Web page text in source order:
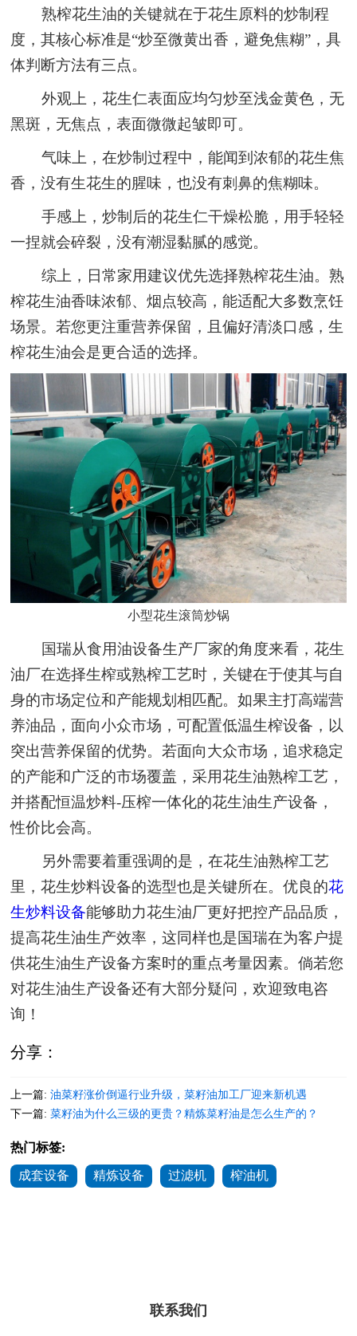
熟榨花生油的关键就在于花生原料的炒制程
度，其核心标准是“炒至微黄出香，避免焦糊”，具
体判断方法有三点。
外观上，花生仁表面应均匀炒至浅金黄色，无
黑斑，无焦点，表面微微起皱即可。
气味上，在炒制过程中，能闻到浓郁的花生焦
香，没有生花生的腥味，也没有刺鼻的焦糊味。
手感上，炒制后的花生仁干燥松脆，用手轻轻
一捏就会碎裂，没有潮湿黏腻的感觉。
综上，日常家用建议优先选择熟榨花生油。熟
榨花生油香味浓郁、烟点较高，能适配大多数烹饪
场景。若您更注重营养保留，且偏好清淡口感，生
榨花生油会是更合适的选择。
小型花生滚筒炒锅
国瑞从食用油设备生产厂家的角度来看，花生
油厂在选择生榨或熟榨工艺时，关键在于使其与自
身的市场定位和产能规划相匹配。如果主打高端营
养油品，面向小众市场，可配置低温生榨设备，以
突出营养保留的优势。若面向大众市场，追求稳定
的产能和广泛的市场覆盖，采用花生油熟榨工艺，
并搭配恒温炒料-压榨一体化的花生油生产设备，
性价比会高。
另外需要着重强调的是，在花生油熟榨工艺
里，花生炒料设备的选型也是关键所在。优良的花
生炒料设备能够助力花生油厂更好把控产品品质，
提高花生油生产效率，这同样也是国瑞在为客户提
供花生油生产设备方案时的重点考量因素。倘若您
对花生油生产设备还有大部分疑问，欢迎致电咨
询！
分享：
上一篇:油菜籽涨价倒逼行业升级，菜籽油加工厂迎来新机遇
下一篇:菜籽油为什么三级的更贵？精炼菜籽油是怎么生产的？
热门标签:
成套设备 精炼设备 过滤机 榨油机
联系我们